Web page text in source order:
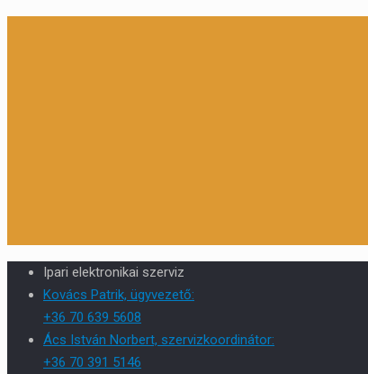
Ipari elektronikai szerviz
Kovács Patrik, ügyvezető:
+36 70 639 5608
Ács István Norbert, szervizkoordinátor:
+36 70 391 5146